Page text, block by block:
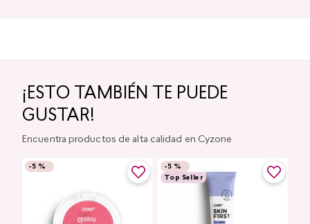
¡ESTO TAMBIÉN TE PUEDE
GUSTAR!
Encuentra productos de alta calidad en Cyzone
-5 % -5 %
Top Seller